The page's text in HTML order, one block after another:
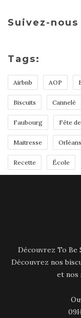
Suivez-nous
Tags:
Airbnb AOP
Biscuits Cannelé
Faubourg Fête
Maitresse Orléans
Recette École
Découvrez To Be
Découvrez nos
et nos